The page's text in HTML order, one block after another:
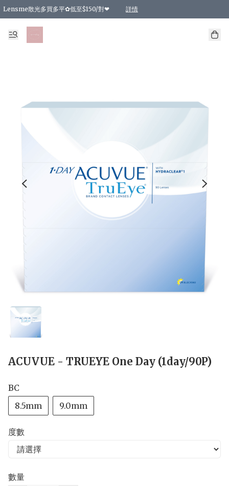
Lensme散光多買多平✿低至$150/對❤ 詳情
台灣Karacon⁩✧日拋 特價清貨❁⃘
日本韓國多款日/月拋現貨☼ 特價❤︎數量有限 售完即止
🇰🇷韓國多款月拋現貨 特價兩對$99✿數量有限 售完即止♫
精選商品，任選買2件或以上9 折；買4件或以上85 折；買6件或以上8 折
精選商品，任選買2件HKD 140.00；買4件HKD 260.00
精選商品，任選買2件HKD 190.00；買4件HKD 360.00
精選商品，任選買2件HKD 110.00；買4件HKD 180.00
精選商品，任選買2件HKD 170.00；買4件HKD 320.00
精選商品，任選買2件或以上減HKD 148.00
精選商品，任選買2件或以上減HKD 148.00
精選商品，任選買2件或以上95 折；買4件或以上9 折；買6件或以上85 折；買8件
精選商品，任選買12件或以上87 折
精選商品，任選買2件或以上減HKD 16.00；買4件或以上減HKD 32.00；買6
精選商品，任選買2件或以上95 折；買4件或以上9 折；買8件或以上85 折；買12
購物滿 HKD 800.00即享免運費優惠！（適用於 特定的送貨方式 )
ACUVUE - TRUEYE One Day (1day/90P)
BC
8.5mm
9.0mm
度數
數量